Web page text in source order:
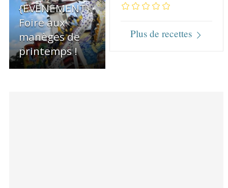
{EVENEMENT}
Foire aux
manèges de
printemps !
Plus de recettes